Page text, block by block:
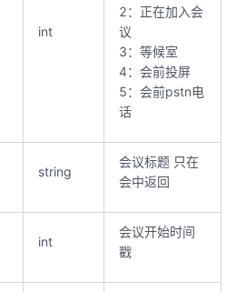
int
2：正在加入会
议
3：等候室
4：会前投屏
5：会前pstn电
话
string
会议标题 只在
会中返回
int
会议开始时间
戳